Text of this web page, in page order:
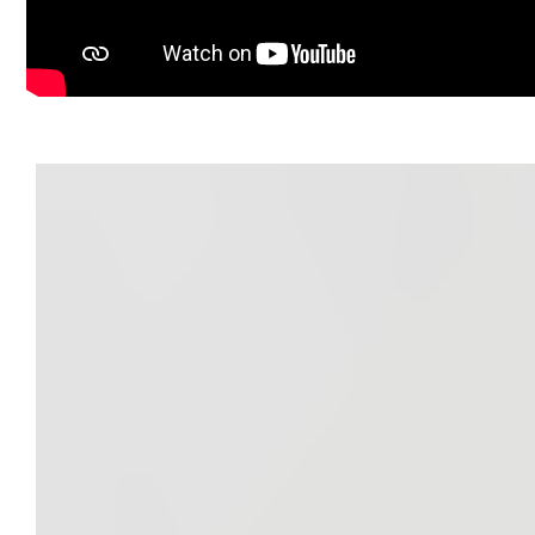
O locuință ideală pentru cei care își doresc spațiu,
Consultant imobiliar : Laurentiu Caraman